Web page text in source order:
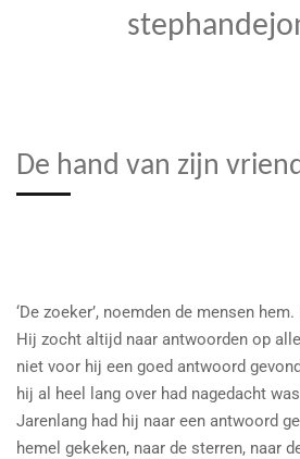
De hand van zijn
‘De zoeker’, noemden de mensen
Hij zocht altijd naar antwoorden op
niet voor hij een goed antwoord
hij al heel lang over had nagedacht
Jarenlang had hij naar een antwoord
hemel gekeken, naar de sterren, naar